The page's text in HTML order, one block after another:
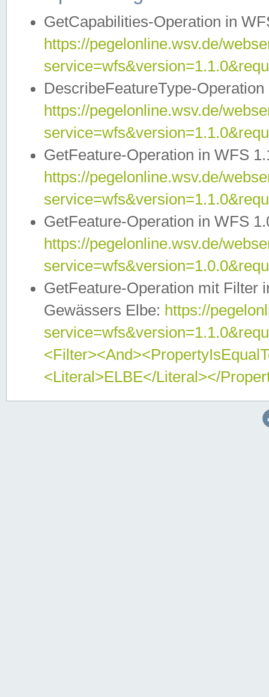
GetCapabilities-Operation in
https://pegelonline.wsv.de/
DescribeFeatureType-
https://pegelonline.wsv.de/
GetFeature-Operation in WFS
https://pegelonline.wsv.de/
GetFeature-Operation in WFS
https://pegelonline.wsv.de/
GetFeature-Operation mit Filter
Gewässers Elbe: https://
<Literal>ELBE</Literal></